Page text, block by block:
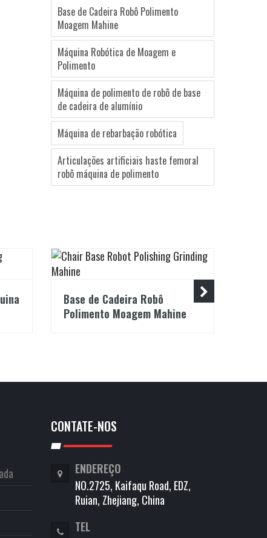
Base de Cadeira Robô Polimento
Moagem Mahine
Máquina Robótica de Moagem e
Polimento
Máquina de polimento de robô de base
de cadeira de alumínio
Máquina de rebarbação robótica
Articulações artificiais haste femoral
robô máquina de polimento
Base de Cadeira Robô
Polimento Moagem Mahine
CONTATE-NOS
ENDEREÇO
NO.2725, Kaifaqu Road, EDZ,
Ruian, Zhejiang, China
TEL